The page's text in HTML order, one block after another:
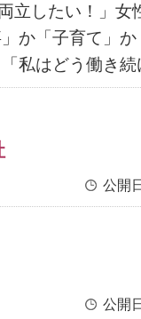
立したい！」女
か「子育て」
私はどう働き続
公開
公開